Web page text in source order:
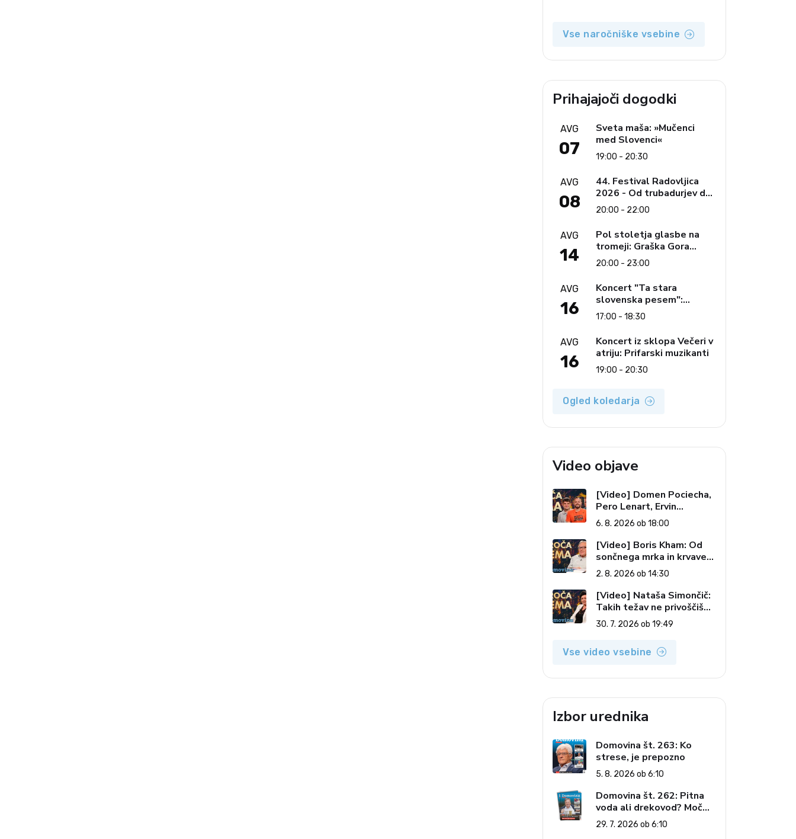
Vse naročniške vsebine
Prihajajoči dogodki
AVG
07
Sveta maša: »Mučenci
med Slovenci«
19:00 - 20:30
AVG
08
44. Festival Radovljica
2026 - Od trubadurjev do
Brahmsa
20:00 - 22:00
AVG
14
Pol stoletja glasbe na
tromeji: Graška Gora
obeležuje 50. jubilejni
festival narodno-zabavne
glasbe
20:00 - 23:00
AVG
16
Koncert "Ta stara
slovenska pesem":
Ljudski pevci Jezerci
17:00 - 18:30
AVG
16
Koncert iz sklopa Večeri v
atriju: Prifarski muzikanti
19:00 - 20:30
Ogled koledarja
Video objave
[Video] Domen Pociecha,
Pero Lenart, Ervin
Kostanjšek: Šport
specialcev (Vroča tema, 6.
8. 2026)
6. 8. 2026 ob 18:00
[Video] Boris Kham: Od
sončnega mrka in krvave
lune do slovenskih
pečatov v vesolju (Vroča
tema, 2. 8. 2026)
2. 8. 2026 ob 14:30
[Video] Nataša Simončič:
Takih težav ne privoščiš
nikomur (Vroča tema, 30.
7. 2026)
30. 7. 2026 ob 19:49
Vse video vsebine
Izbor urednika
Domovina št. 263: Ko
strese, je prepozno
5. 8. 2026 ob 6:10
Domovina št. 262: Pitna
voda ali drekovod? Moč
omrežja interesov
29. 7. 2026 ob 6:10